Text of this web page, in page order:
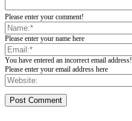
Please enter your comment!
Please enter your name here
You have entered an incorrect email address!
Please enter your email address here